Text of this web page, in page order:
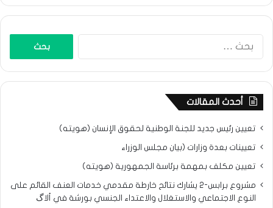
أحدث المقالات
تعيين رئيس جديد للجنة الوطنية لحقوق الإنسان (هويته)
تعيينات بعدة وزارات (بيان مجلس الوزراء
تعيين مكلف بمهمة برئاسة الجمهورية (هويته)
مشروع برابس-2 يشارك نتائح خارطة مقدمي خدمات العنف القائم على
النوع الاجتماعي والاستغلال والاعتداء الجنسي بورشة في ألاگ